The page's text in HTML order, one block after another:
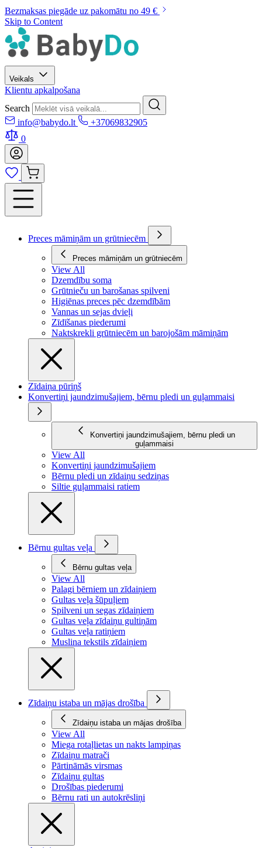
Bezmaksas piegāde uz pakomātu no 49 €
Skip to Content
Veikals
Klientu apkalpošana
Search
info@babydo.lt
+37069832905
0
Preces māmiņām un grūtniecēm
Preces māmiņām un grūtniecēm
View All
Dzemdību soma
Grūtnieču un barošanas spilveni
Higiēnas preces pēc dzemdībām
Vannas un sejas dvieļi
Zīdīšanas piederumi
Naktskrekli grūtniecēm un barojošām māmiņām
Zīdaiņa pūriņš
Konvertiņi jaundzimušajiem, bērnu pledi un guļammaisi
Konvertiņi jaundzimušajiem, bērnu pledi un
guļammaisi
View All
Konvertiņi jaundzimušajiem
Bērnu pledi un zīdaiņu sedziņas
Siltie guļammaisi ratiem
Bērnu gultas veļa
Bērnu gultas veļa
View All
Palagi bērniem un zīdaiņiem
Gultas veļa šūpuļiem
Spilveni un segas zīdaiņiem
Gultas veļa zīdaiņu gultiņām
Gultas veļa ratiņiem
Muslina tekstils zīdaiņiem
Zīdaiņu istaba un mājas drošība
Zīdaiņu istaba un mājas drošība
View All
Miega rotaļlietas un nakts lampiņas
Zīdaiņu matrači
Pārtināmās virsmas
Zīdaiņu gultas
Drošības piederumi
Bērnu rati un autokrēsliņi